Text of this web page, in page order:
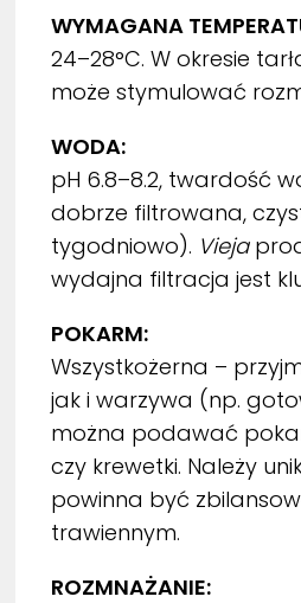
WYMAGANA
24–28°C. W okresie
może stymulować
WODA:
pH 6.8–8.2, twardość
dobrze filtrowana,
tygodniowo). Vieja
wydajna filtracja jest
POKARM:
Wszystkożerna –
jak i warzywa (np.
można podawać
czy krewetki. Należy
powinna być
trawiennym.
ROZMNAŻANIE: